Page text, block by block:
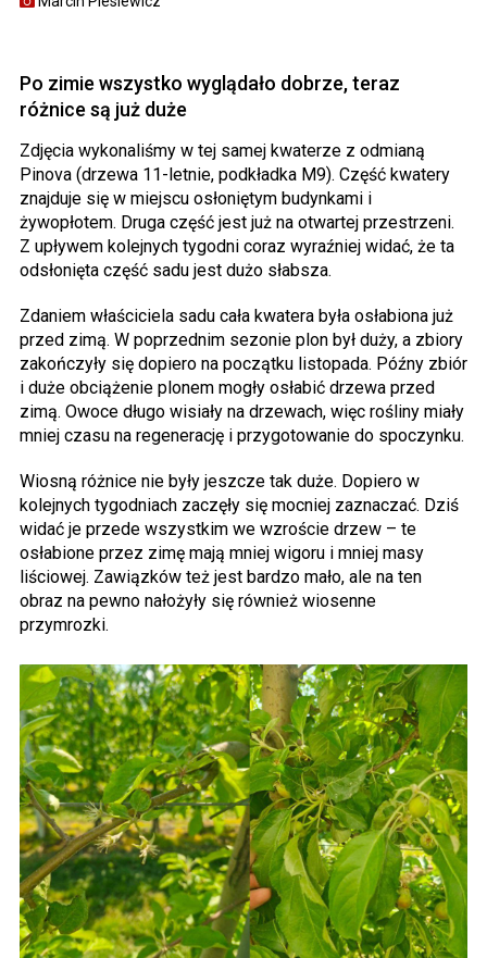
Po zimie wszystko wyglądało dobrze, teraz
różnice są już duże
Zdjęcia wykonaliśmy w tej samej kwaterze z odmianą
Pinova (drzewa 11-letnie, podkładka M9). Część kwatery
znajduje się w miejscu osłoniętym budynkami i
żywopłotem. Druga część jest już na otwartej przestrzeni.
Z upływem kolejnych tygodni coraz wyraźniej widać, że ta
odsłonięta część sadu jest dużo słabsza.
Zdaniem właściciela sadu cała kwatera była osłabiona już
przed zimą. W poprzednim sezonie plon był duży, a zbiory
zakończyły się dopiero na początku listopada. Późny zbiór
i duże obciążenie plonem mogły osłabić drzewa przed
zimą. Owoce długo wisiały na drzewach, więc rośliny miały
mniej czasu na regenerację i przygotowanie do spoczynku.
Wiosną różnice nie były jeszcze tak duże. Dopiero w
kolejnych tygodniach zaczęły się mocniej zaznaczać. Dziś
widać je przede wszystkim we wzroście drzew – te
osłabione przez zimę mają mniej wigoru i mniej masy
liściowej. Zawiązków też jest bardzo mało, ale na ten
obraz na pewno nałożyły się również wiosenne
przymrozki.